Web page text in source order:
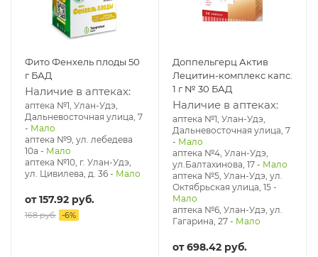
Фито Фенхель плоды 50
г БАД
Наличие в аптеках:
аптека №1, Улан-Удэ,
Дальневосточная улица, 7
- Мало
аптека №9, ул. лебедева
10а - Мало
аптека №10, г. Улан-Удэ,
ул. Цивилева, д. 36 - Мало
от157.92 руб.
168 руб. -6%
Доппельгерц Актив
Лецитин-комплекс капс.
1 г № 30 БАД
Наличие в аптеках:
аптека №1, Улан-Удэ,
Дальневосточная улица, 7
- Мало
аптека №4, Улан-Удэ,
ул.Балтахинова, 17 - Мало
аптека №5, Улан-Удэ, ул. ​
Октябрьская улица, 15 -
Мало
аптека №6, Улан-Удэ, ул.
Гагарина, 27 - Мало
от698.42 руб.